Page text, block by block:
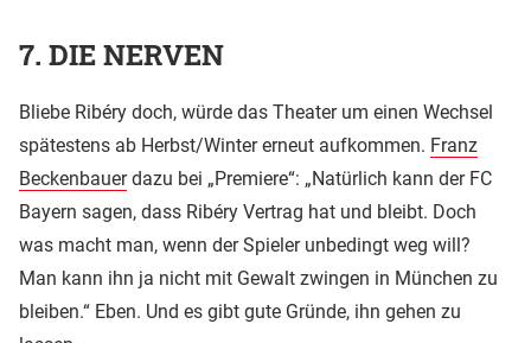
7. DIE NERVEN
Bliebe Ribéry doch, würde das Theater um einen Wechsel
spätestens ab Herbst/Winter erneut aufkommen. Franz
Beckenbauerdazu bei „Premiere“: „Natürlich kann der FC
Bayern sagen, dass Ribéry Vertrag hat und bleibt. Doch
was macht man, wenn der Spieler unbedingt weg will?
Man kann ihn ja nicht mit Gewalt zwingen in München zu
bleiben.“ Eben. Und es gibt gute Gründe, ihn gehen zu